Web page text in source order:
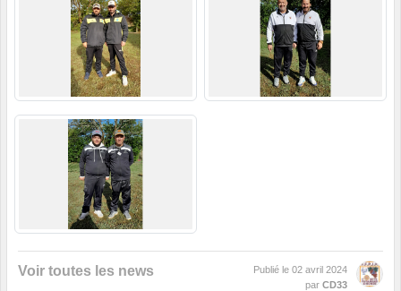
Voir toutes les news Publié le 02 avril 2024
par CD33